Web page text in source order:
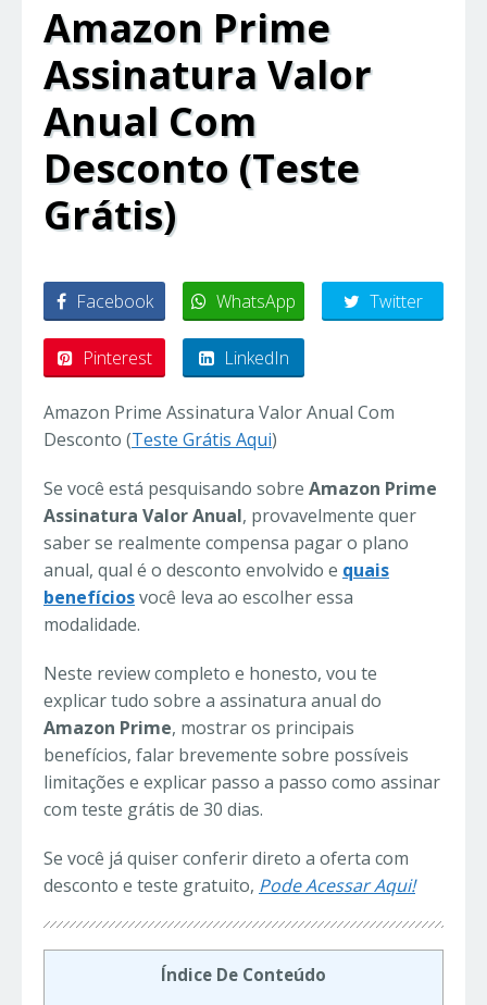
Amazon Prime
Assinatura Valor
Anual Com
Desconto (Teste
Grátis)
Facebook WhatsApp Twitter
Pinterest LinkedIn
Amazon Prime Assinatura Valor Anual Com
Desconto (Teste Grátis Aqui)
Se você está pesquisando sobre Amazon Prime
Assinatura Valor Anual, provavelmente quer
saber se realmente compensa pagar o plano
anual, qual é o desconto envolvido e quais
benefíciosvocê leva ao escolher essa
modalidade.
Neste review completo e honesto, vou te
explicar tudo sobre a assinatura anual do
Amazon Prime, mostrar os principais
benefícios, falar brevemente sobre possíveis
limitações e explicar passo a passo como assinar
com teste grátis de 30 dias.
Se você já quiser conferir direto a oferta com
desconto e teste gratuito, Pode Acessar Aqui!
Índice De Conteúdo